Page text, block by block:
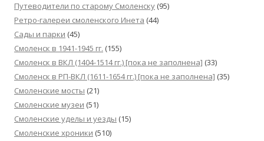
Путеводители по старому Смоленску (95)
Ретро-галереи смоленского Инета (44)
Сады и парки (45)
Смоленск в 1941-1945 гг. (155)
Смоленск в ВКЛ (1404-1514 гг.) [пока не заполнена] (33)
Смоленск в РП-ВКЛ (1611-1654 гг.) [пока не заполнена] (35)
Смоленские мосты (21)
Смоленские музеи (51)
Смоленские уделы и уезды (15)
Смоленские хроники (510)